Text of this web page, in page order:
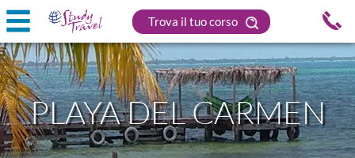
Trova il tuo corso
PLAYA DEL CARMEN